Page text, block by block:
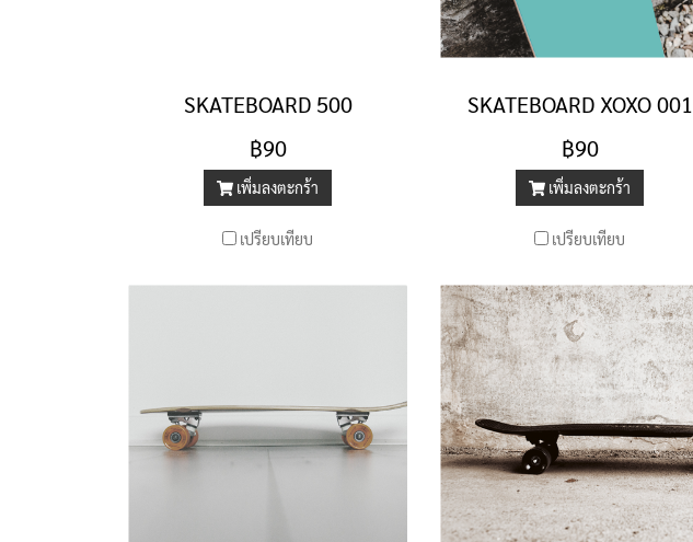
SKATEBOARD 500
฿90
เพิ่มลงตะกร้า
เปรียบเทียบ
SKATEBOARD XOXO 001
฿90
เพิ่มลงตะกร้า
เปรียบเทียบ